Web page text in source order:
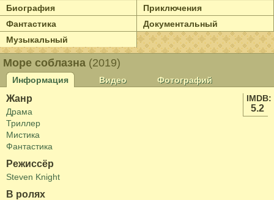
Биография
Приключения
Фантастика
Документальный
Музыкальный
Море соблазна (2019)
Информация Видео
Фотографий
IMDB:
5.2
Жанр
Драма
Триллер
Мистика
Фантастика
Режиссёр
Steven Knight
В ролях